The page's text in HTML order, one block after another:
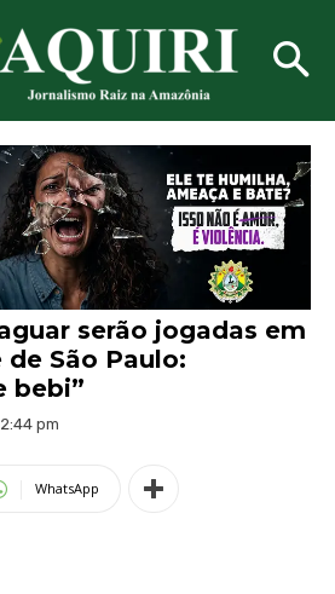
serão jogadas em
São Paulo:
bebi”
pm
WhatsApp